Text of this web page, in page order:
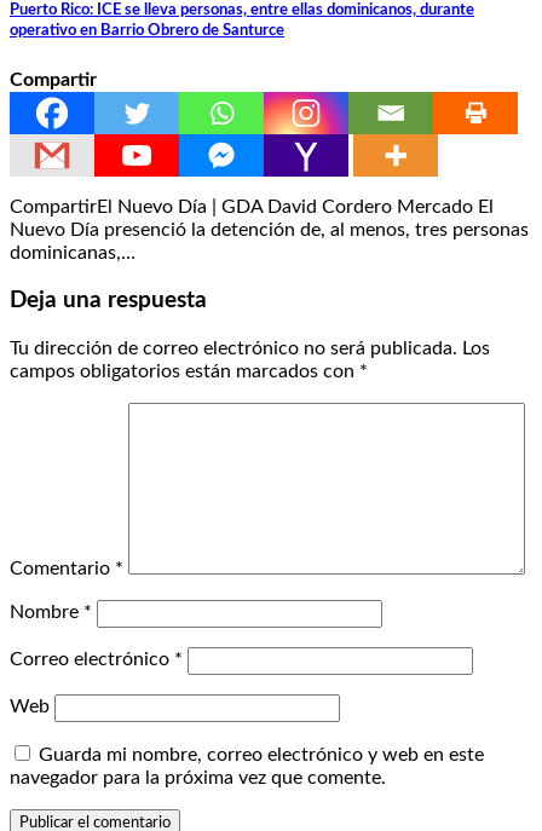
Puerto Rico: ICE se lleva personas, entre ellas dominicanos, durante
operativo en Barrio Obrero de Santurce
Compartir
CompartirEl Nuevo Día | GDA David Cordero Mercado El
Nuevo Día presenció la detención de, al menos, tres personas
dominicanas,…
Deja una respuesta
Tu dirección de correo electrónico no será publicada. Los
campos obligatorios están marcados con *
Comentario *
Nombre *
Correo electrónico *
Web
Guarda mi nombre, correo electrónico y web en este
navegador para la próxima vez que comente.